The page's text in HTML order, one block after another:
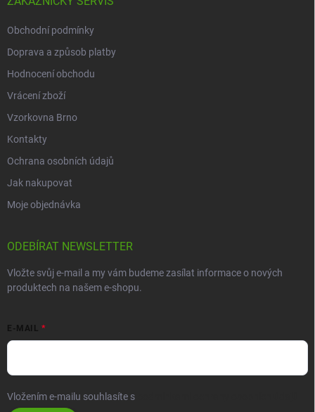
Obchodní podmínky
Doprava a způsob platby
Hodnocení obchodu
Vrácení zboží
Vzorkovna Brno
Kontakty
Ochrana osobních údajů
Jak nakupovat
Moje objednávka
ODEBÍRAT NEWSLETTER
Vložte svůj e-mail a my vám budeme zasílat informace o nových
produktech na našem e-shopu.
E-MAIL
Vložením e-mailu souhlasíte s